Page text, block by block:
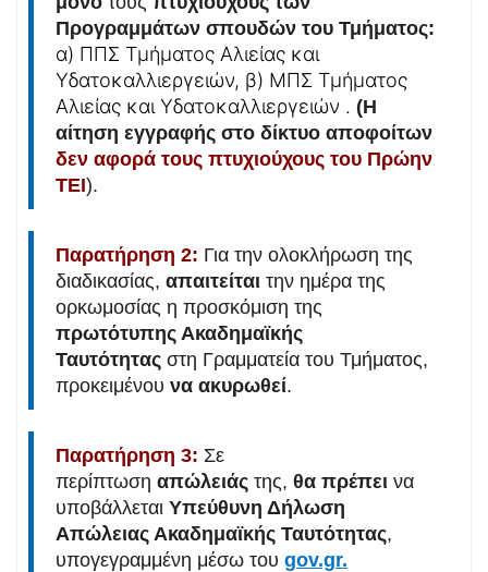
Προγραμμάτων σπουδών του Τμήματος:
α) ΠΠΣ Τμήματος Αλιείας και
Υδατοκαλλιεργειών, β) ΜΠΣ Τμήματος
Αλιείας και Υδατοκαλλιεργειών . (Η
αίτηση εγγραφής στο δίκτυο αποφοίτων
δεν αφορά τους πτυχιούχους του Πρώην
ΤΕΙ).
Παρατήρηση 2: Για την ολοκλήρωση της
διαδικασίας, απαιτείται την ημέρα της
ορκωμοσίας η προσκόμιση της
πρωτότυπης Ακαδημαϊκής
Ταυτότητας στη Γραμματεία του Τμήματος,
προκειμένου να ακυρωθεί.
Παρατήρηση 3: Σε
περίπτωση απώλειάς της, θα πρέπει να
υποβάλλεται Υπεύθυνη Δήλωση
Απώλειας Ακαδημαϊκής Ταυτότητας,
υπογεγραμμένη μέσω του gov.gr.